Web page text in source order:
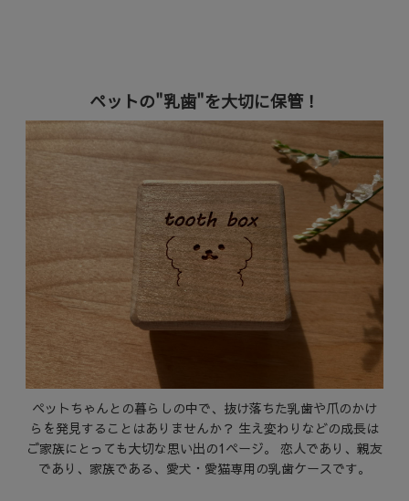
ペットの"乳歯"を大切に保管！
ペットちゃんとの暮らしの中で、抜け落ちた乳歯や爪のかけ
らを発見することはありませんか？ 生え変わりなどの成長は
ご家族にとっても大切な思い出の1ページ。 恋人であり、親友
であり、家族である、愛犬・愛猫専用の乳歯ケースです。